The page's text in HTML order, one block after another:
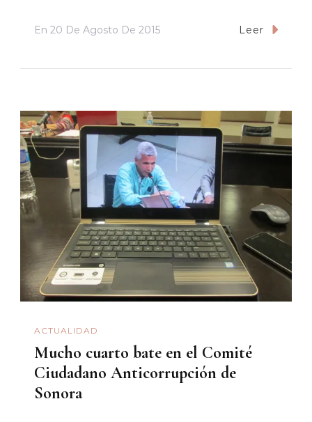
En 20 De Agosto De 2015 Leer
ACTUALIDAD
Mucho cuarto bate en el Comité
Ciudadano Anticorrupción de
Sonora